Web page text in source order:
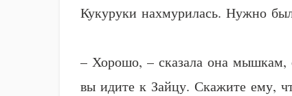
Кукуруки нахмурилась. Нужно
– Хорошо, – сказала она мышкам,
вы идите к Зайцу. Скажите ему,